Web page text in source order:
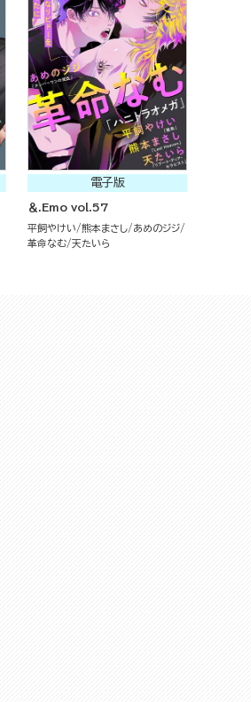
電子版
＆.Emo vol.57
平飼やけい 熊本まさし
あめのジジ
革命なむ 天たいら